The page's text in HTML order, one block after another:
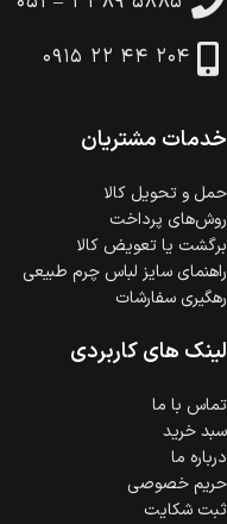
۰۹۱۵ ۲۲ ۴۴ ۲۰۴
خدمات مشتریان
حمل‌ و تحویل کالا
روش‌های پرداخت
برگشت یا تعویض کالا
راهنمای سایز لباس چرم طبیعی
رهگیری سفارشات
لینک های کاربردی
تماس با ما
سبد خرید
درباره ما
حریم خصوصی
ثبت شکایت